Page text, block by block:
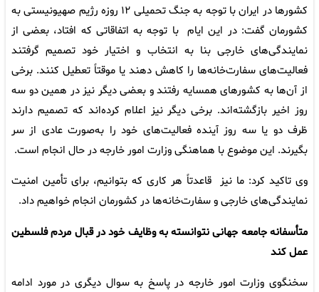
کشورها در ایران با توجه به جنگ تحمیلی ۱۲ روزه رژیم صهیونیستی به
کشورمان گفت: در این ایام با توجه به اتفاقاتی که افتاد، بعضی از
نمایندگی‌های خارجی بنا به انتخاب و اختیار خود تصمیم گرفتند
فعالیت‌های سفارت‌خانه‌ها را کاهش دهند یا موقتاً تعطیل کنند. برخی
از آن‌ها به کشورهای همسایه رفتند و بعضی دیگر نیز در همین دو سه
روز اخیر بازگشته‌اند. برخی دیگر نیز اعلام کرده‌اند که تصمیم دارند
ظرف دو یا سه روز آینده فعالیت‌های خود را به‌صورت عادی از سر
بگیرند. این موضوع با هماهنگی وزارت امور خارجه در حال انجام است.
وی تاکید کرد: ما نیز قاعدتاً هر کاری که بتوانیم، برای تأمین امنیت
نمایندگی‌های خارجی و سفارت‌خانه‌ها در کشورمان انجام خواهیم داد.
متأسفانه جامعه جهانی نتوانسته به وظایف خود در قبال مردم فلسطین
عمل کند
سخنگوی وزارت امور خارجه در پاسخ به سوال دیگری در مورد ادامه